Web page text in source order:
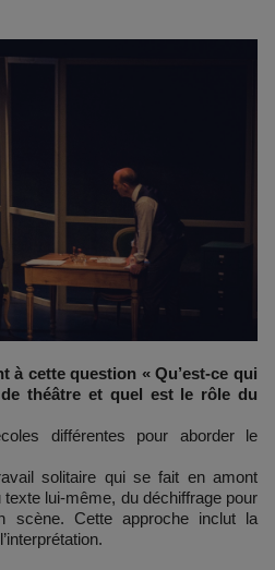
théâtre et quel est le rôle du
différentes pour aborder le
solitaire qui se fait en amont
lui-même, du déchiffrage pour
scène. Cette approche inclut la